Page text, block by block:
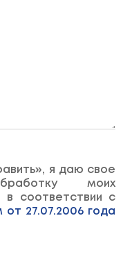
я даю свое
моих
в соответствии с
27.07.2006 года